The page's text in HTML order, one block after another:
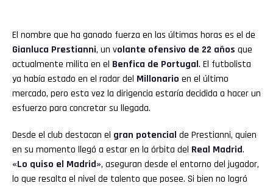
El nombre que ha ganado fuerza en las últimas horas es el de
Gianluca Prestianni, un volante ofensivo de 22 años que
actualmente milita en el Benfica de Portugal. El futbolista
ya había estado en el radar del Millonario en el último
mercado, pero esta vez la dirigencia estaría decidida a hacer un
esfuerzo para concretar su llegada.
Desde el club destacan el gran potencial de Prestianni, quien
en su momento llegó a estar en la órbita del Real Madrid.
«Lo quiso el Madrid», aseguran desde el entorno del jugador,
lo que resalta el nivel de talento que posee. Si bien no logró